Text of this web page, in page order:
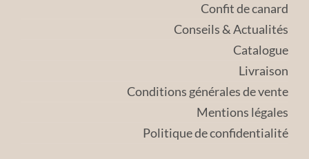
Confit de canard
Conseils & Actualités
Catalogue
Livraison
Conditions générales de vente
Mentions légales
Politique de confidentialité